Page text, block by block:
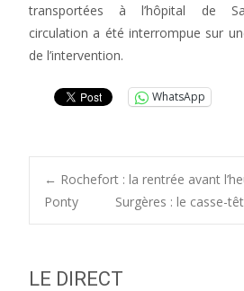
transportées à l’hôpital de
circulation a été interrompue sur
de l’intervention.
WhatsApp
Post
← Rochefort : la rentrée avant
Ponty
Surgères : le casse-
LE DIRECT